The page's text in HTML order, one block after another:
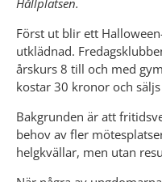
Hållplatsen.
Först ut blir ett
utklädnad.
årskurs 8 till och med
kostar 30 kronor och
Bakgrunden är att
behov av fler
helgkvällar, men utan